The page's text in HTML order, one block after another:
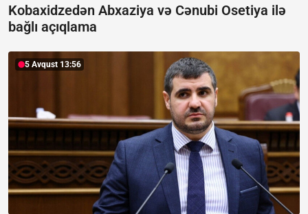
Kobaxidzedən Abxaziya və Cənubi Osetiya ilə
bağlı açıqlama
5 Avqust 13:56